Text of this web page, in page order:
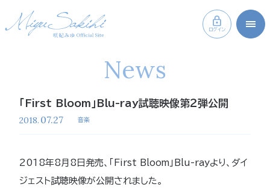
ログイン
News
「First Bloom」Blu-ray試聴映像第２弾公開
2018. 07.27 音楽
2018年8月8日発売、「First Bloom」Blu-rayより、ダイ
ジェスト試聴映像が公開されました。